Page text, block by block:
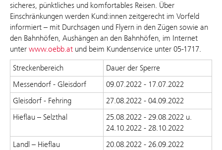
sicheres, pünktliches und komfortables Reisen. Über
Einschränkungen werden Kund:innen zeitgerecht im Vorfeld
informiert – mit Durchsagen und Flyern in den Zügen sowie an
den Bahnhöfen, Aushängen an den Bahnhöfen, im Internet
unter www.oebb.at und beim Kundenservice unter 05-1717.
Streckenbereich
Dauer der Sperre
Messendorf - Gleisdorf
09.07.2022 - 17.07.2022
Gleisdorf - Fehring
27.08.2022 - 04.09.2022
Hieflau – Selzthal
25.08.2022 - 29.08.2022 u.
24.10.2022 - 28.10.2022
Landl – Hieflau
20.08.2022 - 26.09.2022